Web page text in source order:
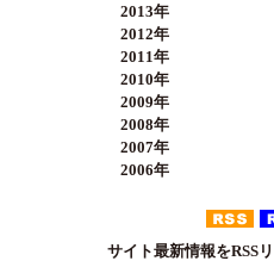
2013年
2012年
2011年
2010年
2009年
2008年
2007年
2006年
サイト最新情報をRSS